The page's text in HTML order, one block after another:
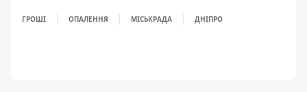
ГРОШІ ОПАЛЕННЯ МІСЬКРАДА ДНІПРО